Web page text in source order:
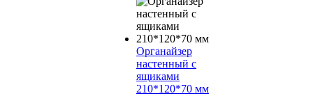
Органайзер
настенный с
ящиками
210*120*70 мм